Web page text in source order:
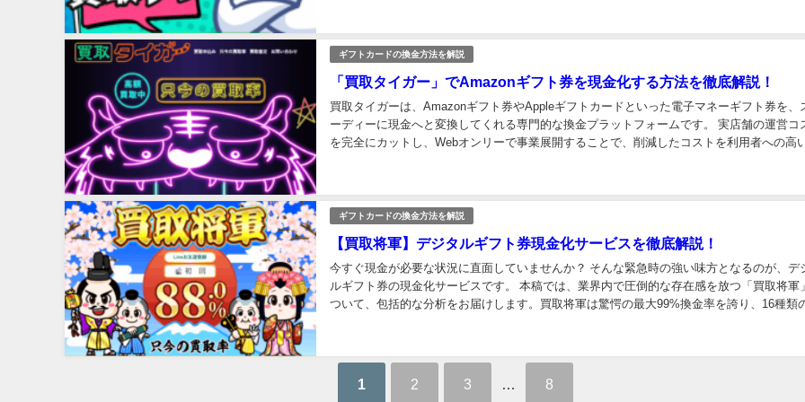
ギフトカードの換金方法を解説
「買取タイガー」でAmazonギフト券を現金化する方法を徹底解説！
買取タイガーは、Amazonギフト券やAppleギフトカードといった電子マネーギフト券を、
ーディーに現金へと変換してくれる専門的な換金プラットフォームです。 実店舗の運営コ
を完全にカットし、Webオンリーで事業展開することで、削減したコストを利用者への高
ギフトカードの換金方法を解説
【買取将軍】デジタルギフト券現金化サービスを徹底解説！
今すぐ現金が必要な状況に直面していませんか？ そんな緊急時の強い味方となるのが、デ
ルギフト券の現金化サービスです。 本稿では、業界内で圧倒的な存在感を放つ「買取将軍
ついて、包括的な分析をお届けします。買取将軍は驚愕の最大99%換金率を誇り、16種類
1 2 3 … 8